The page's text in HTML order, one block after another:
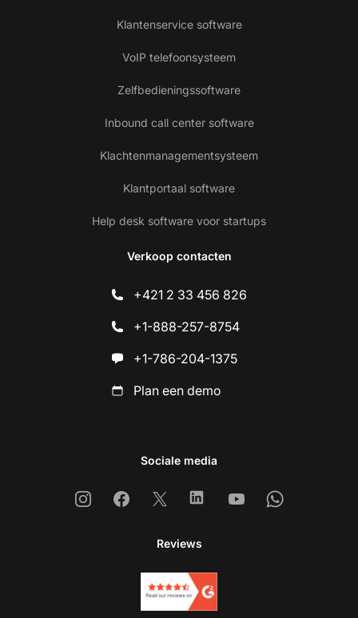
Klantenservice software
VoIP telefoonsysteem
Zelfbedieningssoftware
Inbound call center software
Klachtenmanagementsysteem
Klantportaal software
Help desk software voor startups
Verkoop contacten
+421 2 33 456 826
+1-888-257-8754
+1-786-204-1375
Plan een demo
Sociale media
InstagramFacebook
X LinkedinYoutubeWhatsapp
Reviews